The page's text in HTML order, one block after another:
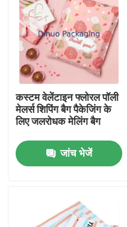
कस्टम वेलेंटाइन फ्लोरल पॉली
मेलर्स शिपिंग बैग पैकेजिंग के
लिए जलरोधक मेलिंग बैग
जांच भेजें